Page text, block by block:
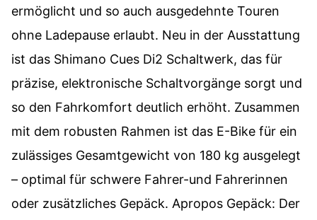
ermöglicht und so auch ausgedehnte Touren
ohne Ladepause erlaubt. Neu in der Ausstattung
ist das Shimano Cues Di2 Schaltwerk, das für
präzise, elektronische Schaltvorgänge sorgt und
so den Fahrkomfort deutlich erhöht. Zusammen
mit dem robusten Rahmen ist das E-Bike für ein
zulässiges Gesamtgewicht von 180 kg ausgelegt
– optimal für schwere Fahrer-und Fahrerinnen
oder zusätzliches Gepäck. Apropos Gepäck: Der